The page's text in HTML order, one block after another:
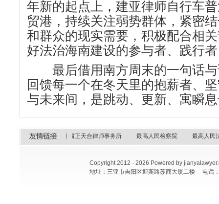
年新的起点上，建亚律师自行车
贸港，持续关注弱势群体，紧密
和群众的现实需要，积极配合相
好法治海南建设的参与者、践行
最后借用南方周末的一句话与
回馈每一个在冬天里的抱薪者、
与未来间，是跳动、更新、寓瞬
肃正天合律师事务所 最高人民检察院 最高人民法院 海南建亚律师事
Copyright 2012 - 2026 Powered by
地址：三亚市吉阳区迎宾路苏商大厦二楼 电